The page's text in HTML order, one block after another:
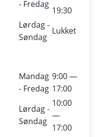
- Fredag
19:30
Lørdag -
Søndag
Lukket
Mandag
- Fredag
9:00 —
17:00
Lørdag -
Søndag
10:00
—
17:00